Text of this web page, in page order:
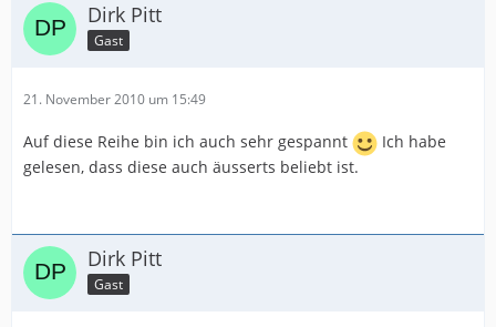
Dirk Pitt
Gast
21. November 2010 um 15:49
Auf diese Reihe bin ich auch sehr gespannt
Ich habe
gelesen, dass diese auch äusserts beliebt ist.
Dirk Pitt
Gast